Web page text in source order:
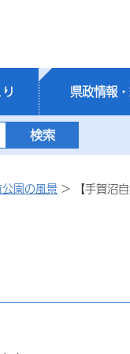
県政情報
園の風景 > 【手賀沼